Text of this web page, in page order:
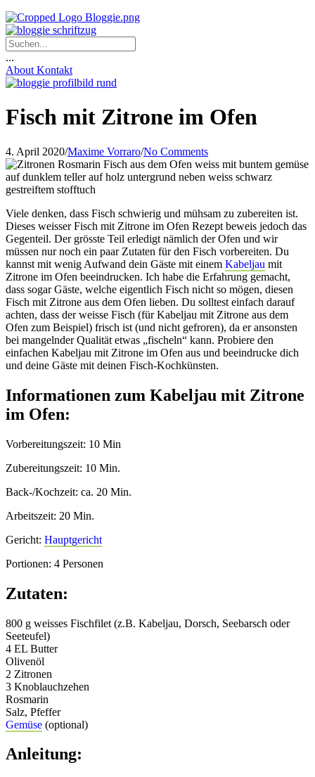
...
About Kontakt
Fisch mit Zitrone im Ofen
4. April 2020/Maxime Vorraro/No Comments
Viele denken, dass Fisch schwierig und mühsam zu zubereiten ist.
Dieses weisser Fisch mit Zitrone im Ofen Rezept beweis jedoch das
Gegenteil. Der grösste Teil erledigt nämlich der Ofen und wir
müssen nur noch ein paar Zutaten für den Fisch vorbereiten. Du
kannst mit wenig Aufwand dein Gäste mit einem Kabeljau mit
Zitrone im Ofen beeindrucken. Ich habe die Erfahrung gemacht,
dass sogar Gäste, welche eigentlich Fisch nicht so mögen, diesen
Fisch mit Zitrone aus dem Ofen lieben. Du solltest einfach darauf
achten, dass der weisse Fisch (für Kabeljau mit Zitrone aus dem
Ofen zum Beispiel) frisch ist (und nicht gefroren), da er ansonsten
bei mangelnder Qualität etwas „fischeln“ kann. Probiere den
einfachen Kabeljau mit Zitrone im Ofen aus und beeindrucke dich
und deine Gäste mit deinen Fisch-Kochkünsten.
Informationen zum Kabeljau mit Zitrone
im Ofen:
Vorbereitungszeit: 10 Min
Zubereitungszeit: 10 Min.
Back-/Kochzeit: ca. 20 Min.
Arbeitszeit: 20 Min.
Gericht: Hauptgericht
Portionen: 4 Personen
Zutaten:
800 g weisses Fischfilet (z.B. Kabeljau, Dorsch, Seebarsch oder
Seeteufel)
4 EL Butter
Olivenöl
2 Zitronen
3 Knoblauchzehen
Rosmarin
Salz, Pfeffer
Gemüse (optional)
Anleitung: